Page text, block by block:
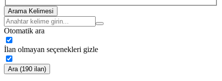
Arama Kelimesi
Otomatik ara
İlan olmayan seçenekleri gizle
Ara (190 ilan)